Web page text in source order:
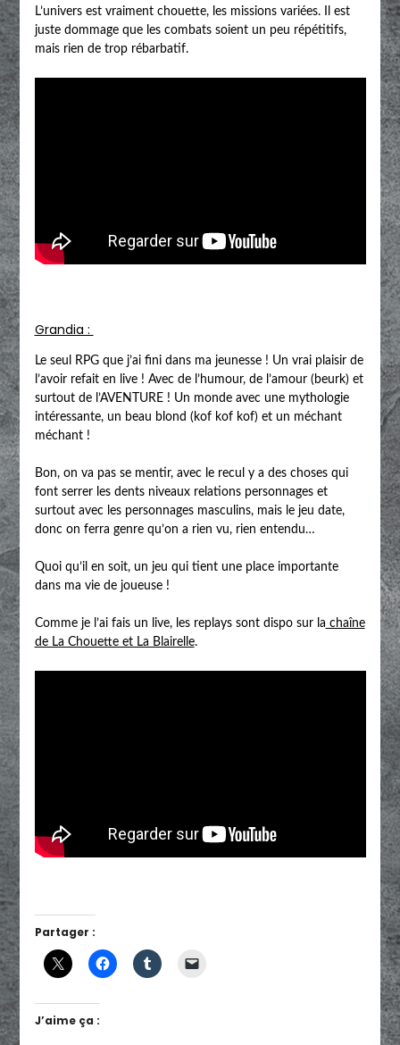
L’univers est vraiment chouette, les missions variées. Il est
juste dommage que les combats soient un peu répétitifs,
mais rien de trop rébarbatif.
Grandia :
Le seul RPG que j’ai fini dans ma jeunesse ! Un vrai plaisir de
l’avoir refait en live ! Avec de l’humour, de l’amour (beurk) et
surtout de l’AVENTURE ! Un monde avec une mythologie
intéressante, un beau blond (kof kof kof) et un méchant
méchant !
Bon, on va pas se mentir, avec le recul y a des choses qui
font serrer les dents niveaux relations personnages et
surtout avec les personnages masculins, mais le jeu date,
donc on ferra genre qu’on a rien vu, rien entendu…
Quoi qu’il en soit, un jeu qui tient une place importante
dans ma vie de joueuse !
Comme je l’ai fais un live, les replays sont dispo sur la chaîne
de La Chouette et La Blairelle.
Partager :
J’aime ça :